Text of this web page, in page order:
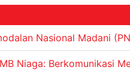
Nasional Madani
Niaga: Berkomunikasi